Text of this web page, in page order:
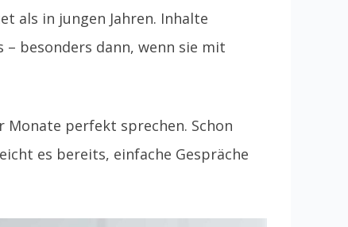
als in jungen Jahren. Inhalte
besonders dann, wenn sie mit
perfekt sprechen. Schon
es bereits, einfache Gespräche